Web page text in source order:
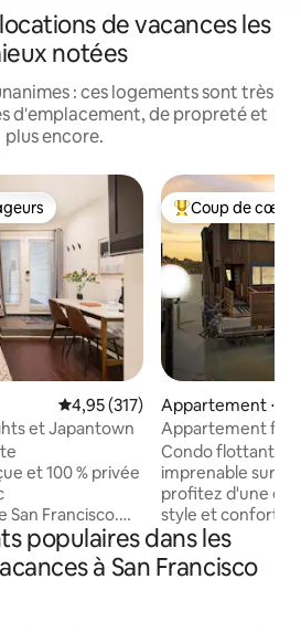
de vacances les
notées
: ces logements sont très
d'emplacement, de propreté et
plus encore.
les plus appréciés
Évaluation moyenne sur la
4,95 (317)
et Japantown
et 100 % privée
Francisco.
un séjour
dans une
- 500 pieds
Coups de cœur
Coup de cœur
Appartement ⋅
Appartement
Richardson à
Condo flottant
imprenable sur
profitez d'une
style et confort.
soleil depuis
confortable ou
pont avec des
populaires dans les
à San Francisco